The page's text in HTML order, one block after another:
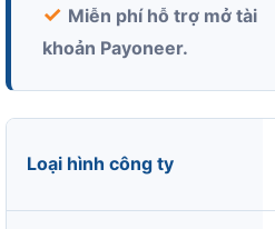
✓ Miễn phí hỗ trợ mở tài
khoản Payoneer.
Loại hình công ty